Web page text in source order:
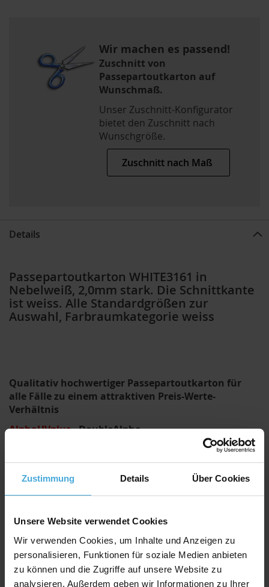
Zustimmung Details Über Cookies
Unsere Website verwendet Cookies
Wir verwenden Cookies, um Inhalte und Anzeigen zu
personalisieren, Funktionen für soziale Medien anbieten
zu können und die Zugriffe auf unsere Website zu
analysieren. Außerdem geben wir Informationen zu Ihrer
Wir machen es passend!
Zuschnitt von
Passepartoutkarton auf
Wunschmaß.
Unser Zuschnitt-Konfigurator
bietet den Zuschnitt nach
Wunschgröße.
Zuschnitt nach Maß
Details
Passepartoutkarton WHITE3161 in
Nebelweiß, 2,0mm stark. Die Schnittkante
ist weiss. Alle Standardgrößen zur
Auswahl, Farbraumkategorie weiss
Qualitativ hochwertiger Passepartoutkarton für
alle Fälle zu einem attraktiven Preis-Werte-
Verhältnis
AlphaUVplus- DoubleAlpha
Passepartoutkarton mit einer Dicke ab 2,0 mm.
als bei der Standardstärke
1,4 mm. Sehr effektvoll bei Kleinformaten, da die
Aber auch häufiger Einsatz bei größeren Formaten mit
weitem Betrachtungsabstand, da
der schmalere Schrägschnitt von 1,4 mm Karton kaum
wahrgenommen wird.
Umwelt